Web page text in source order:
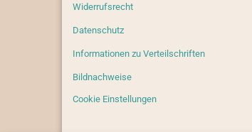
Widerrufsrecht
Datenschutz
Informationen zu Verteilschriften
Bildnachweise
Cookie Einstellungen